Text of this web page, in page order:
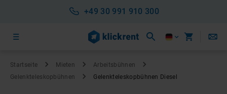
+49 30 991 910 300
Startseite Mieten
Arbeitsbühnen
Gelenkteleskop­bühnen
Gelenkteleskop­bühnen Diesel